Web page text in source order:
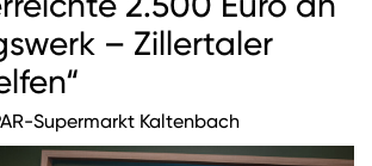
– Zillertaler
Supermarkt Kaltenbach